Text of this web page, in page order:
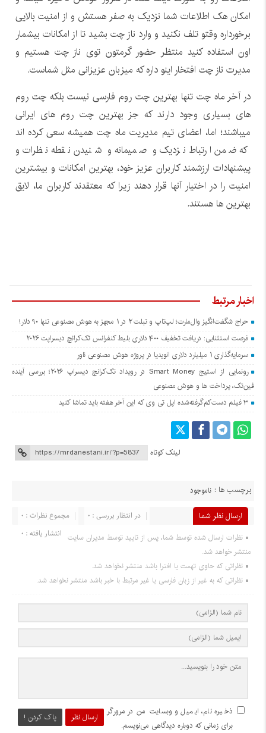
امکان هک اطلاعات شما نزدیک به صفر هستش و از امنیت بالایی
برخورداره وقتو تلف نکنید و وارد ناز چت بشید تا از امکانات بیشمار
اون استفاده کنید منتظر حضور گرمتون توی ناز چت هستیم و
مدیرت ناز چت افتخار اینو داره که میزبان عزیزانی مثل شماست.
در آخر ماه چت تنها بهترین چت روم فارسی نیست بلکه چت روم
های بسیاری وجود دارند که جز بهترین چت روم های ایرانی
میباشند؛ اما، اعضای تیم مدیریت ماه چت همیشه سعی کرده اند
که ضمن ارتباط نزدیک و صمیمانه و شنیدن نقطه نظرات و
پیشنهادات ارزشمند کاربران عزیز خود، بهترین امکانات و بیشترین
امنیت را در اختیار آنها قرار دهند زیرا که معتقدند کاربران ما، لایق
بهترین ها هستند.
اخبار مرتبط
حراج شگفت‌انگیز وال‌مارت؛ لپ‌تاپ و تبلت ۲ در ۱ مجهز به هوش مصنوعی تنها ۹۰ دلار!
فرصت استثنایی: دریافت تخفیف ۴۰۰ دلاری بلیط کنفرانس تک‌کرانچ دیسراپت ۲۰۲۶
سرمایه‌گذاری ۱ میلیارد دلاری انویدیا در پروژه هوش مصنوعی ناور
رونمایی از استیج Smart Money در رویداد تک‌کرانچ دیسراپ ۲۰۲۶؛ بررسی آینده
فین‌تک، پرداخت‌ ها و هوش مصنوعی
۳ فیلم دست‌کم‌گرفته‌شده اپل تی وی که این آخر هفته باید تماشا کنید
لینک کوتاه
برچسب ها : ناموجود
ارسال نظر شما مجموع نظرات : 0
در انتظار بررسی : 0
انتشار یافته : 0 نظرات ارسال شده توسط شما، پس از تایید توسط مدیران سایت
منتشر خواهد شد.
نظراتی که حاوی تهمت یا افترا باشد منتشر نخواهد شد.
نظراتی که به غیر از زبان فارسی یا غیر مرتبط با خبر باشد منتشر نخواهد شد.
ارسال نظر پاک کردن !
ذخیره نام، ایمیل و وبسایت من در مرورگر
برای زمانی که دوباره دیدگاهی می‌نویسم.